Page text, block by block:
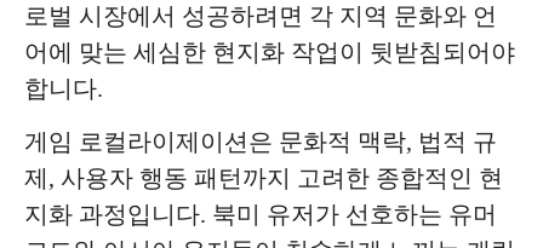
로벌 시장에서 성공하려면 각 지역 문화와 언
어에 맞는 세심한 현지화 작업이 뒷받침되어야
합니다.
게임 로컬라이제이션은 문화적 맥락, 법적 규
제, 사용자 행동 패턴까지 고려한 종합적인 현
지화 과정입니다. 북미 유저가 선호하는 유머